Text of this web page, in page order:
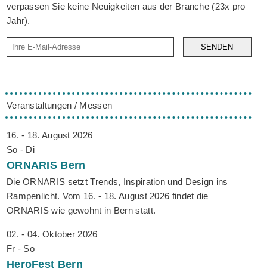
verpassen Sie keine Neuigkeiten aus der Branche (23x pro
Jahr).
SENDEN
Veranstaltungen / Messen
16. - 18. August 2026
So - Di
ORNARIS Bern
Die ORNARIS setzt Trends, Inspiration und Design ins
Rampenlicht. Vom 16. - 18. August 2026 findet die
ORNARIS wie gewohnt in Bern statt.
02. - 04. Oktober 2026
Fr - So
HeroFest Bern